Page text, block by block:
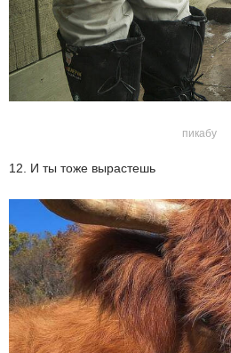
пикабу
12. И ты тоже вырастешь